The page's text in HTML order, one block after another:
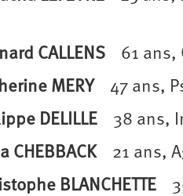
CALLENS 61 ans,
MERY 47 ans,
DELILLE 38 ans,
CHEBBACK21 ans,
BLANCHETTE